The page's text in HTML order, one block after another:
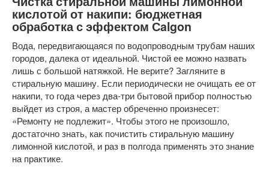
кислотой от накипи: бюджетная
обработка с эффектом Сalgon
Вода, передвигающаяся по водопроводным трубам наших
городов, далека от идеальной. Чистой ее можно назвать
лишь с большой натяжкой. Не верите? Загляните в
стиральную машину. Если периодически не очищать ее от
накипи, то года через два-три бытовой прибор полностью
выйдет из строя, а мастер обреченно произнесет:
«Ремонту не подлежит». Чтобы этого не произошло,
достаточно знать, как почистить стиральную машину
лимонной кислотой, и раз в полгода применять это знание
на практике.